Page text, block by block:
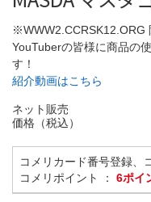
※WWW2.CCRSK12.ORG
YouTuberの皆様に商品の
す！
紹介動画はこちら
ネット販売
価格（税込）
コメリカード番号登録、
コメリポイント ： 6ポイ